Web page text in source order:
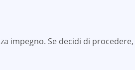
impegno. Se decidi di procedere,